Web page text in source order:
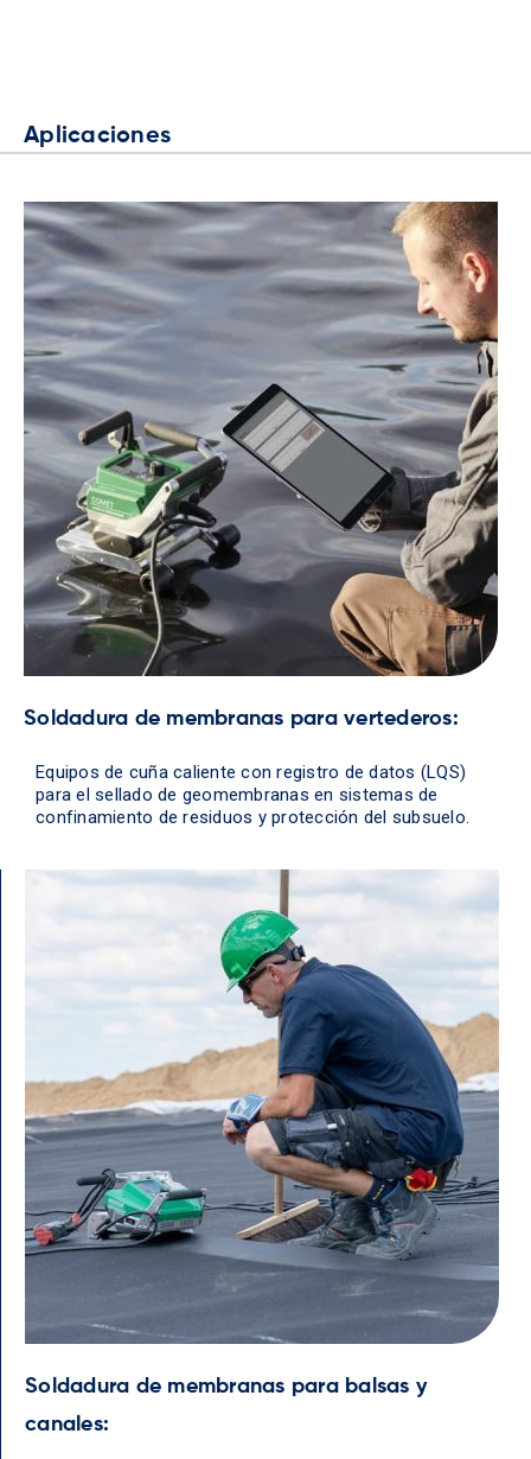
Aplicaciones
Soldadura de membranas para vertederos:
Equipos de cuña caliente con registro de datos (LQS)
para el sellado de geomembranas en sistemas de
confinamiento de residuos y protección del subsuelo.
Soldadura de membranas para balsas y
canales: